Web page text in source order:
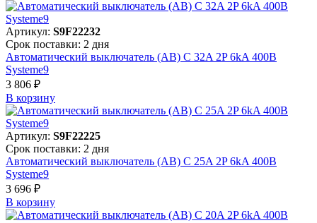
Артикул: S9F22232
Срок поставки: 2 дня
Автоматический выключатель (АВ) C 32A 2P 6kA 400В
Systeme9
3 806 ₽
В корзинy
Артикул: S9F22225
Срок поставки: 2 дня
Автоматический выключатель (АВ) C 25A 2P 6kA 400В
Systeme9
3 696 ₽
В корзинy